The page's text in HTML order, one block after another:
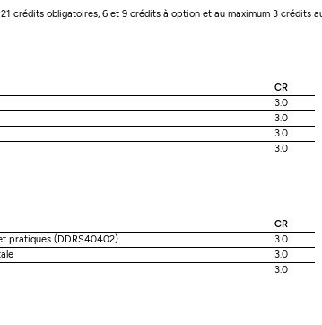
crédits obligatoires, 6 et 9 crédits à option et au maximum 3 crédits
CR
3.0
3.0
3.0
3.0
CR
pratiques (DDRS40402)
3.0
3.0
3.0